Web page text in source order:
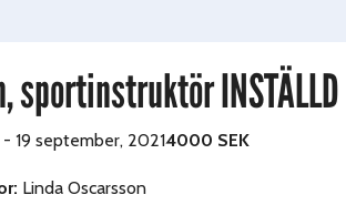
sportinstruktör INSTÄLLD
- 19 september, 20214000 SEK
Linda Oscarsson